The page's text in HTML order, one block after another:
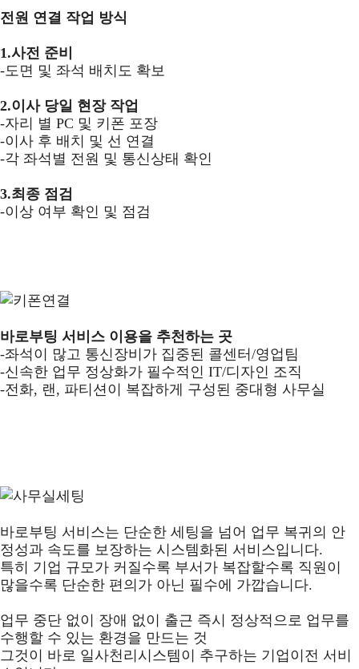
전원 연결 작업 방식
1.사전 준비
-도면 및 좌석 배치도 확보
2.이사 당일 현장 작업
-자리 별 PC 및 키폰 포장
-이사 후 배치 및 선 연결
-각 좌석별 전원 및 통신상태 확인
3.최종 점검
-이상 여부 확인 및 점검
바로부팅 서비스 이용을 추천하는 곳
-좌석이 많고 통신장비가 집중된 콜센터/영업팀
-신속한 업무 정상화가 필수적인 IT/디자인 조직
-전화, 랜, 파티션이 복잡하게 구성된 중대형 사무실
바로부팅 서비스는 단순한 세팅을 넘어 업무 복귀의 안
정성과 속도를 보장하는 시스템화된 서비스입니다.
특히 기업 규모가 커질수록 부서가 복잡할수록 직원이
많을수록 단순한 편의가 아닌 필수에 가깝습니다.
업무 중단 없이 장애 없이 출근 즉시 정상적으로 업무를
수행할 수 있는 환경을 만드는 것
그것이 바로 일사천리시스템이 추구하는 기업이전 서비